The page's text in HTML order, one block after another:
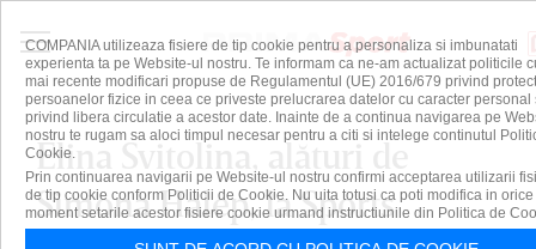
Elina Svitolina, alături de
Simona Halep, la Sports
COMPANIA utilizeaza fisiere de tip cookie pentru a personaliza si imbunatati
experienta ta pe Website-ul nostru. Te informam ca ne-am actualizat politicile
mai recente modificari propuse de Regulamentul (UE) 2016/679 privind
persoanelor fizice in ceea ce priveste prelucrarea datelor cu caracter personal
privind libera circulatie a acestor date. Inainte de a continua navigarea pe
nostru te rugam sa aloci timpul necesar pentru a citi si intelege continutul
Cookie.
Prin continuarea navigarii pe Website-ul nostru confirmi acceptarea utilizarii
de tip cookie conform Politicii de Cookie. Nu uita totusi ca poti modifica in orice
moment setarile acestor fisiere cookie urmand instructiunile din Politica de